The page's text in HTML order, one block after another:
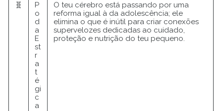
🧬
P
o
d
a
E
st
r
a
t
é
gi
c
a
O teu cérebro está passando por uma
reforma igual à da adolescência; ele
elimina o que é inútil para criar conexões
supervelozes dedicadas ao cuidado,
proteção e nutrição do teu pequeno.